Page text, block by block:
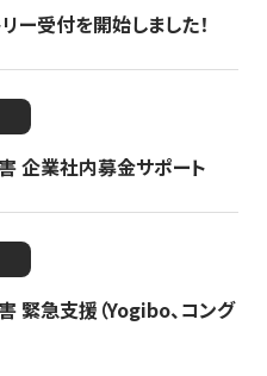
ー受付を開始しました！
企業社内募金サポート
緊急支援（Yogibo、コング